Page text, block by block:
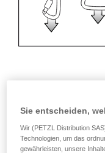
Empfehlung
Zubehör
- Verwenden Sie
Sie entscheiden,
Wir (PETZL Distribution
Technologien, um das
gewährleisten, unsere